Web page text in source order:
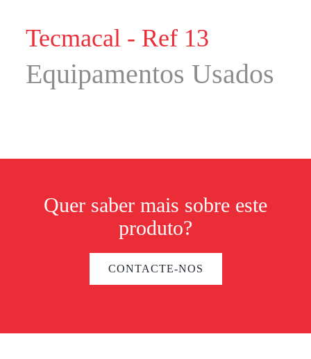
Tecmacal - Ref 13
Equipamentos Usados
Quer saber mais sobre este
produto?
CONTACTE-NOS